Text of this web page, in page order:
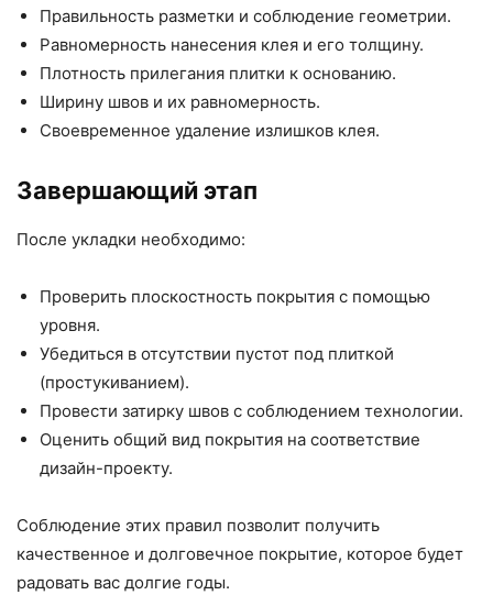
Правильность разметки и соблюдение геометрии.
Равномерность нанесения клея и его толщину.
Плотность прилегания плитки к основанию.
Ширину швов и их равномерность.
Своевременное удаление излишков клея.
Завершающий этап
После укладки необходимо:
Проверить плоскостность покрытия с помощью
уровня.
Убедиться в отсутствии пустот под плиткой
(простукиванием).
Провести затирку швов с соблюдением технологии.
Оценить общий вид покрытия на соответствие
дизайн-проекту.
Соблюдение этих правил позволит получить
качественное и долговечное покрытие, которое будет
радовать вас долгие годы.